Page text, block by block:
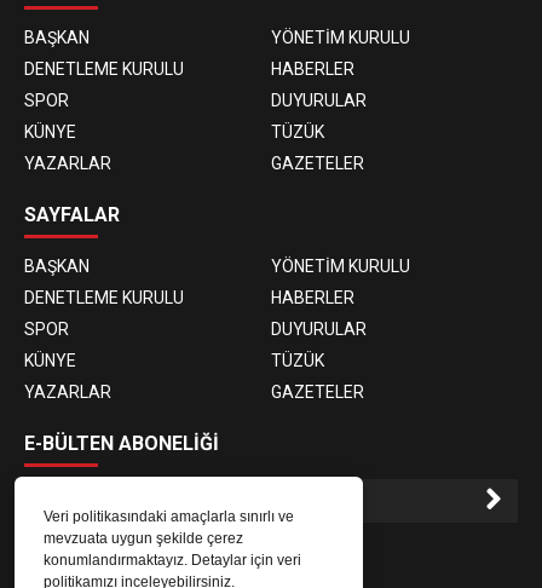
Veri politikasındaki amaçlarla sınırlı ve
mevzuata uygun şekilde çerez
konumlandırmaktayız. Detaylar için veri
politikamızı inceleyebilirsiniz.
BAŞKAN
YÖNETİM KURULU
DENETLEME KURULU
HABERLER
SPOR
DUYURULAR
KÜNYE
TÜZÜK
YAZARLAR
GAZETELER
SAYFALAR
BAŞKAN
YÖNETİM KURULU
DENETLEME KURULU
HABERLER
SPOR
DUYURULAR
KÜNYE
TÜZÜK
YAZARLAR
GAZETELER
E-BÜLTEN ABONELİĞİ
E-Bülten aboneliği ile haberlere daha hızlı erişin.